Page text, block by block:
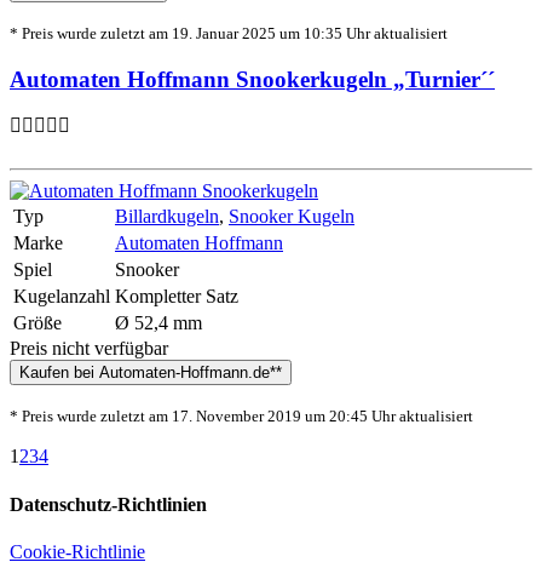
* Preis wurde zuletzt am 19. Januar 2025 um 10:35 Uhr aktualisiert
Automaten Hoffmann Snookerkugeln „Turnier´´
Typ Billardkugeln, Snooker Kugeln
Marke
Automaten Hoffmann
Spiel
Snooker
Kugelanzahl Kompletter Satz
Größe
Ø 52,4 mm
Preis nicht verfügbar
Kaufen bei Automaten-Hoffmann.de**
* Preis wurde zuletzt am 17. November 2019 um 20:45 Uhr aktualisiert
1 234
Datenschutz-Richtlinien
Cookie-Richtlinie